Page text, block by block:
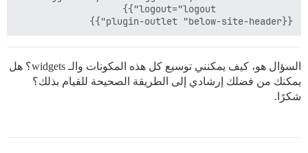
{{plugin-outlet "below-site-header"}}
السؤال هو، كيف يمكنني توسيع كل هذه المكونات والـ widgets؟ هل
يمكنك من فضلك إرشادي إلى الطريقة الصحيحة للقيام بذلك؟
شكرًا.